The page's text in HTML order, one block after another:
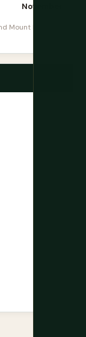
November
Mount Hagen-